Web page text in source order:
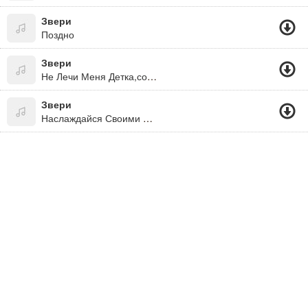
Звери
Поздно
Звери
Не Лечи Меня Детка,советами,расскажи,что Ты-Самая
Звери
Наслаждайся Своими Победами...